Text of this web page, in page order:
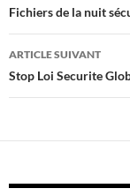
des
articles
Fichiers de la nuit
ARTICLE SUIVANT
Stop Loi Securite